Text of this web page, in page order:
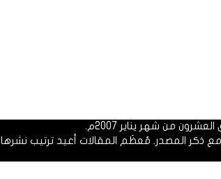
ذكر المصدر. مُعظَم المقالات أعيد ترتيب نشرها